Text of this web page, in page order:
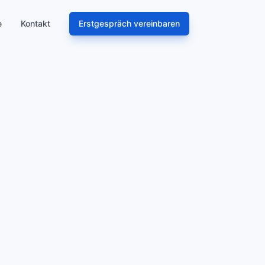
Kontakt Erstgespräch vereinbaren